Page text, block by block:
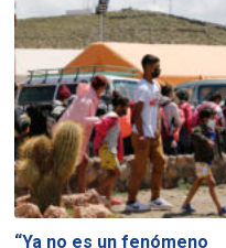
“Ya no es un fenómeno